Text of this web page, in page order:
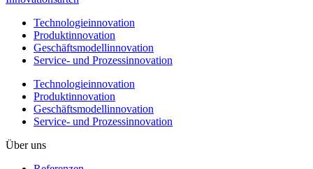
Technologieinnovation
Produktinnovation
Geschäftsmodellinnovation
Service- und Prozessinnovation
Technologieinnovation
Produktinnovation
Geschäftsmodellinnovation
Service- und Prozessinnovation
Über uns